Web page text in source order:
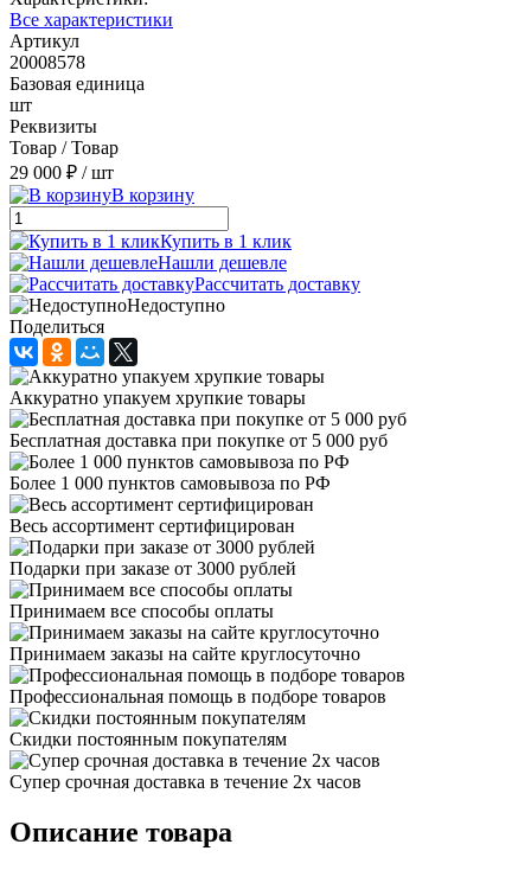
Все характеристики
Артикул
20008578
Базовая единица
шт
Реквизиты
Товар / Товар
29 000 ₽ / шт
В корзину
Купить в 1 клик
Нашли дешевле
Рассчитать доставку
Недоступно
Поделиться
Аккуратно упакуем хрупкие товары
Бесплатная доставка при покупке от 5 000 руб
Более 1 000 пунктов самовывоза по РФ
Весь ассортимент сертифицирован
Подарки при заказе от 3000 рублей
Принимаем все способы оплаты
Принимаем заказы на сайте круглосуточно
Профессиональная помощь в подборе товаров
Скидки постоянным покупателям
Супер срочная доставка в течение 2х часов
Описание товара